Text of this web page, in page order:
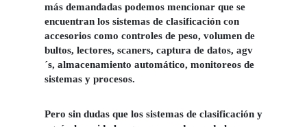
más demandadas podemos mencionar que se
encuentran los sistemas de clasificación con
accesorios como controles de peso, volumen de
bultos, lectores, scaners, captura de datos, agv
´s, almacenamiento automático, monitoreos de
sistemas y procesos.
Pero sin dudas que los sistemas de clasificación y